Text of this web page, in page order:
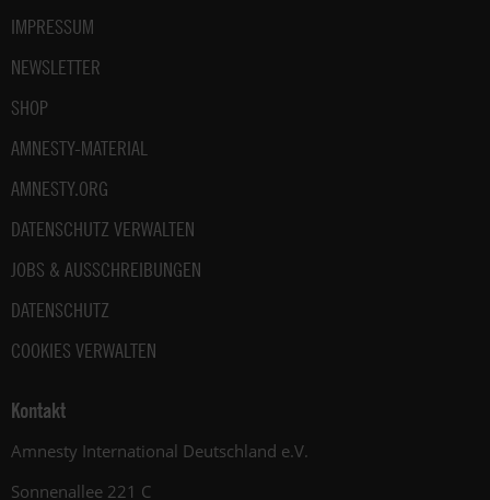
IMPRESSUM
NEWSLETTER
SHOP
AMNESTY-MATERIAL
AMNESTY.ORG
DATENSCHUTZ VERWALTEN
JOBS & AUSSCHREIBUNGEN
DATENSCHUTZ
COOKIES VERWALTEN
Kontakt
Amnesty International Deutschland e.V.
Sonnenallee 221 C